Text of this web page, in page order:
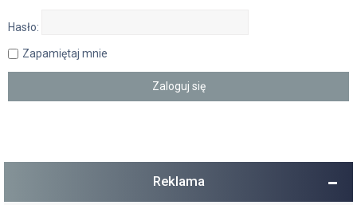
Hasło:
Zapamiętaj mnie
Reklama